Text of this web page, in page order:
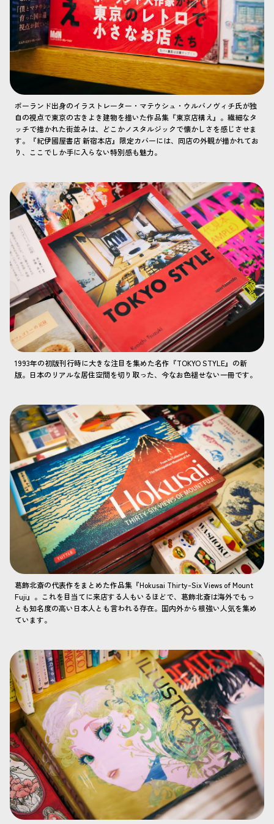
ポーランド出身のイラストレーター・マテウシュ・ウルバノヴィチ氏が独
自の視点で東京の古きよき建物を描いた作品集『東京店構え』。繊細なタ
ッチで描かれた街並みは、どこかノスタルジックで懐かしさを感じさせま
す。『紀伊國屋書店 新宿本店』限定カバーには、同店の外観が描かれてお
り、ここでしか手に入らない特別感も魅力。
1993年の初版刊行時に大きな注目を集めた名作『TOKYO STYLE』の新
版。日本のリアルな居住空間を切り取った、今なお色褪せない一冊です。
葛飾北斎の代表作をまとめた作品集『Hokusai Thirty-Six Views of Mount
Fuji』。これを目当てに来店する人もいるほどで、葛飾北斎は海外でもっ
とも知名度の高い日本人とも言われる存在。国内外から根強い人気を集め
ています。